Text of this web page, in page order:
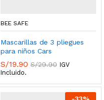
BEE SAFE
Mascarillas de 3 pliegues
para niños Cars
S/19.90 S/29.90 IGV
Incluido.
-33%